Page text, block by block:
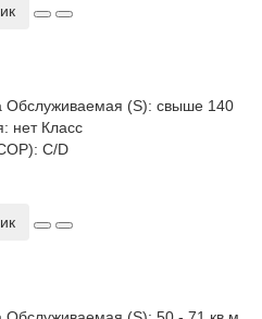
Обслуживаемая (S): свыше 140
нетКласс
C/D